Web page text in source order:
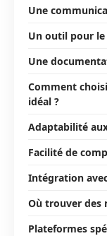
Une
Un outil pour
Une
Comment
idéal ?
Adaptabilité
Facilité de
Intégration
Où trouver des
Plateformes